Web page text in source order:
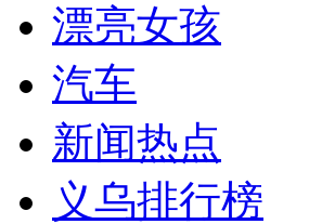
漂亮女孩
汽车
新闻热点
义乌排行榜